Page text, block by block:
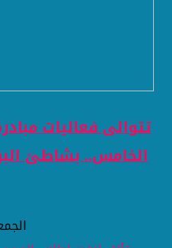
تتوالى فعاليات
الخامس.. بشاطئ
الجمعة 07 أغسطس